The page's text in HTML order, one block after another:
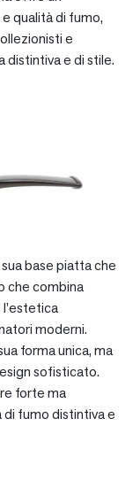
qualità di fumo,
e
distintiva e di stile.
base piatta che
che combina
moderni.
forma unica, ma
sofisticato.
forte ma
di fumo distintiva e